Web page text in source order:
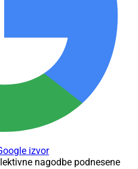
izvor
nagodbe podnesene